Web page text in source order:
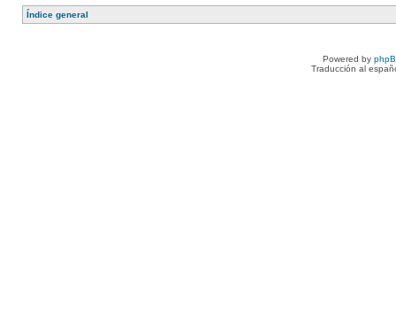
Índice general
Powered by
Traducción al